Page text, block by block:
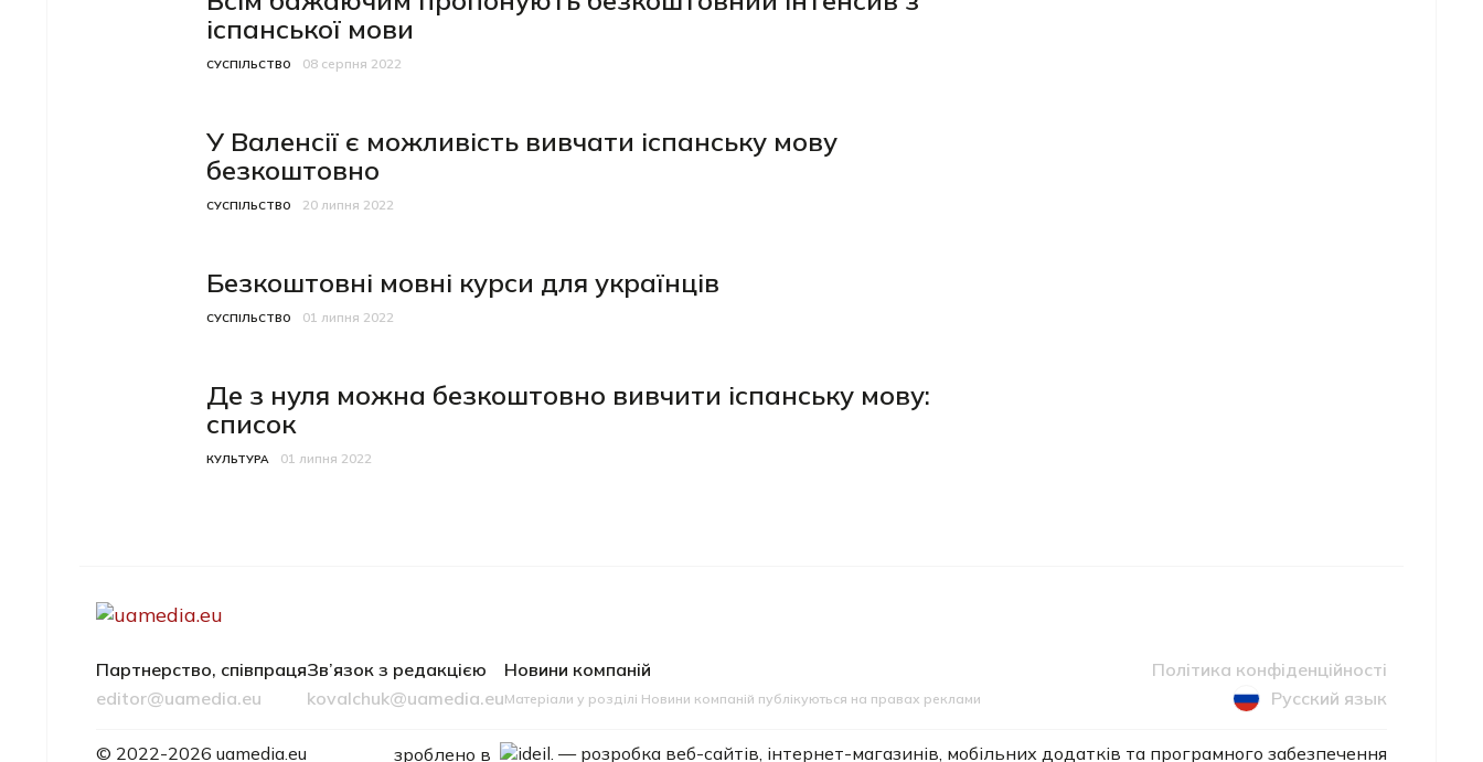
іспанської мови
Категорія
СУСПІЛЬСТВО
Дата публікації
08 серпня 2022
У Валенсії є можливість вивчати іспанську мову
безкоштовно
Категорія
СУСПІЛЬСТВО
Дата публікації
20 липня 2022
Безкоштовні мовні курси для українців
Категорія
СУСПІЛЬСТВО
Дата публікації
01 липня 2022
Де з нуля можна безкоштовно вивчити іспанську мову:
список
Категорія
КУЛЬТУРА
Дата публікації
01 липня 2022
Партнерство, співпраця
editor@uamedia.eu
Зв’язок з редакцією
kovalchuk@uamedia.eu
Новини компаній
Матеріали у розділі Новини компаній публікуються на правах реклами
Політика конфіденційності
Русский язык
© 2022-2026 uamedia.eu зроблено в ideil.